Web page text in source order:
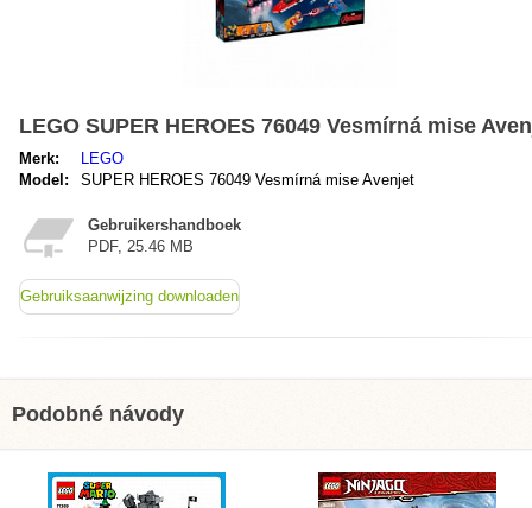
LEGO SUPER HEROES 76049 Vesmírná mise
Merk:
LEGO
Model:
SUPER HEROES 76049 Vesmírná mise Avenjet
Gebruikershandboek
PDF, 25.46 MB
Gebruiksaanwijzing downloaden
Podobné návody